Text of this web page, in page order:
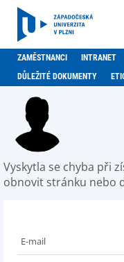
ZAMĚSTNANCI INTRANET
DŮLEŽITÉ DOKUMENTY
Vyskytla se chyba při
obnovit stránku nebo
E-mail